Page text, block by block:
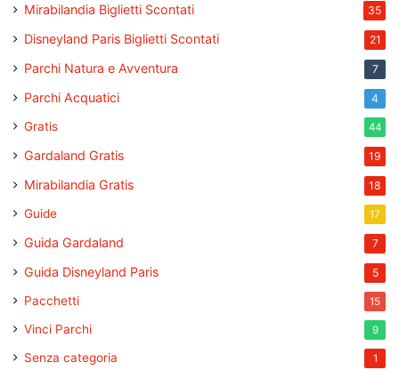
Mirabilandia Biglietti Scontati 35
Disneyland Paris Biglietti Scontati 21
Parchi Natura e Avventura 7
Parchi Acquatici 4
Gratis 44
Gardaland Gratis 19
Mirabilandia Gratis 18
Guide 17
Guida Gardaland 7
Guida Disneyland Paris 5
Pacchetti 15
Vinci Parchi 9
Senza categoria 1